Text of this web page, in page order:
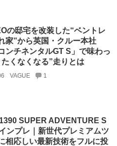
の邸宅を改装した“ベントレ
家”から英国・クルー本社
ンチネンタルGT S」で味わっ
たくなくなる”走りとは
VAGUE 1
SUPER ADVENTURE S
ンプレ｜新世代プレミアムツ
相応しい最新技術をフルに投